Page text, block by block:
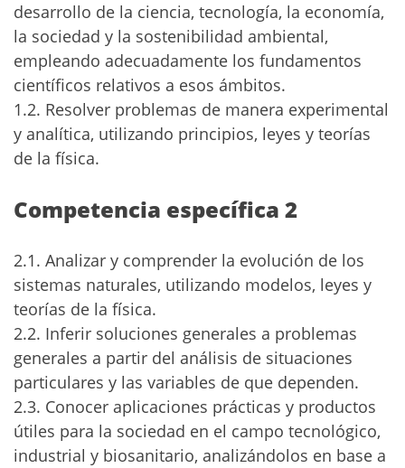
desarrollo de la ciencia, tecnología, la economía,
la sociedad y la sostenibilidad ambiental,
empleando adecuadamente los fundamentos
científicos relativos a esos ámbitos.
1.2. Resolver problemas de manera experimental
y analítica, utilizando principios, leyes y teorías
de la física.
Competencia específica 2
2.1. Analizar y comprender la evolución de los
sistemas naturales, utilizando modelos, leyes y
teorías de la física.
2.2. Inferir soluciones generales a problemas
generales a partir del análisis de situaciones
particulares y las variables de que dependen.
2.3. Conocer aplicaciones prácticas y productos
útiles para la sociedad en el campo tecnológico,
industrial y biosanitario, analizándolos en base a